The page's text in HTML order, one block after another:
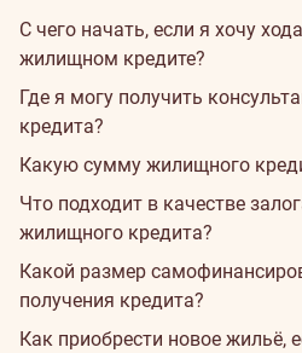
С чего начать, если я хочу
жилищном кредите?
Где я могу получить
кредита?
Какую сумму жилищного
Что подходит в качестве
жилищного кредита?
Какой размер
получения кредита?
Как приобрести новое жильё,